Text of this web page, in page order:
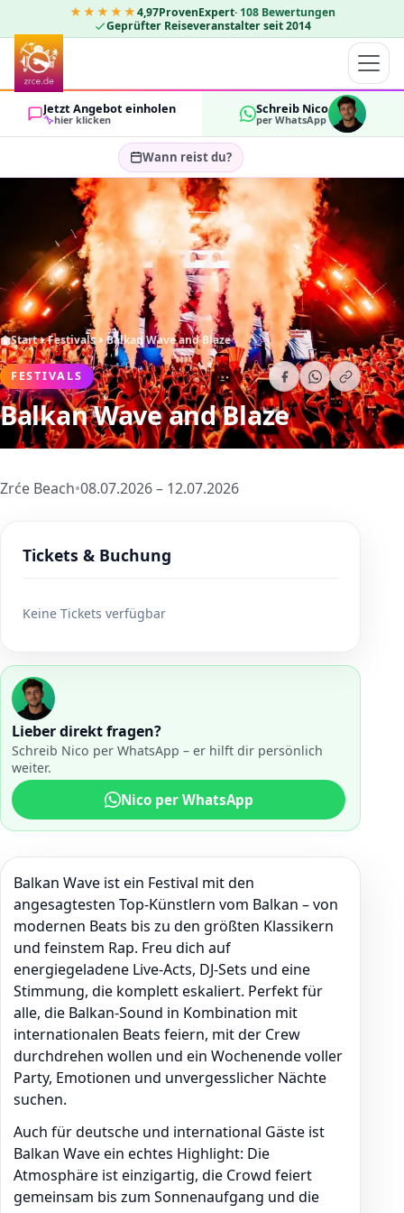
★★★★★4,97ProvenExpert· 108 Bewertungen
Geprüfter Reiseveranstalter seit 2014
Jetzt Angebot einholen
hier klicken
Schreib Nico
per WhatsApp
Wann reist du?
Reisezeitraum wählen…
2 OK
Start Festivals Balkan Wave and Blaze
FESTIVALS
Balkan Wave and Blaze
Zrće Beach•08.07.2026 – 12.07.2026
Tickets & Buchung
Keine Tickets verfügbar
Lieber direkt fragen?
Schreib Nico per WhatsApp – er hilft dir persönlich
weiter.
Nico per WhatsApp
Balkan Wave ist ein Festival mit den
angesagtesten Top-Künstlern vom Balkan – von
modernen Beats bis zu den größten Klassikern
und feinstem Rap. Freu dich auf
energiegeladene Live-Acts, DJ-Sets und eine
Stimmung, die komplett eskaliert. Perfekt für
alle, die Balkan-Sound in Kombination mit
internationalen Beats feiern, mit der Crew
durchdrehen wollen und ein Wochenende voller
Party, Emotionen und unvergesslicher Nächte
suchen.
Auch für deutsche und international Gäste ist
Balkan Wave ein echtes Highlight: Die
Atmosphäre ist einzigartig, die Crowd feiert
gemeinsam bis zum Sonnenaufgang und die